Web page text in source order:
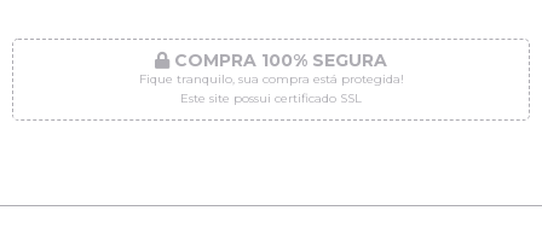
COMPRA 100% SEGURA
Fique tranquilo, sua compra está protegida!
Este site possui certificado SSL